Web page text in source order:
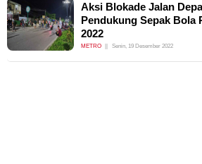
Aksi Blokade Jalan
Pendukung Sepak Bola
2022
METRO Senin, 19 Desember 2022